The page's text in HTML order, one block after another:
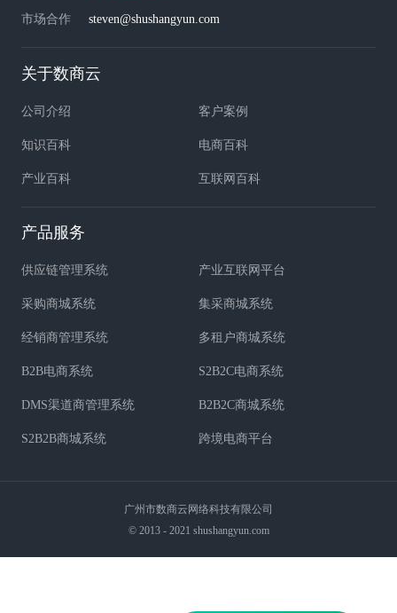
市场合作 steven@shushangyun.com
关于数商云
公司介绍 客户案例
知识百科 电商百科
产业百科 互联网百科
产品服务
供应链管理系统 产业互联网平台
采购商城系统 集采商城系统
经销商管理系统 多租户商城系统
B2B电商系统 S2B2C电商系统
DMS渠道商管理系统 B2B2C商城系统
S2B2B商城系统 跨境电商平台
广州市数商云网络科技有限公司
© 2013 - 2021 shushangyun.com